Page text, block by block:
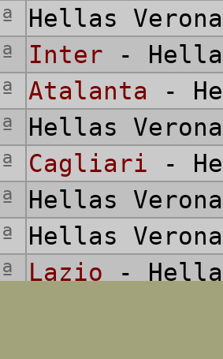
ª
Hellas
ª Inter -
ª Atalanta -
ª
Hellas
ª Cagliari -
ª
Hellas
ª
Hellas
ª Lazio -